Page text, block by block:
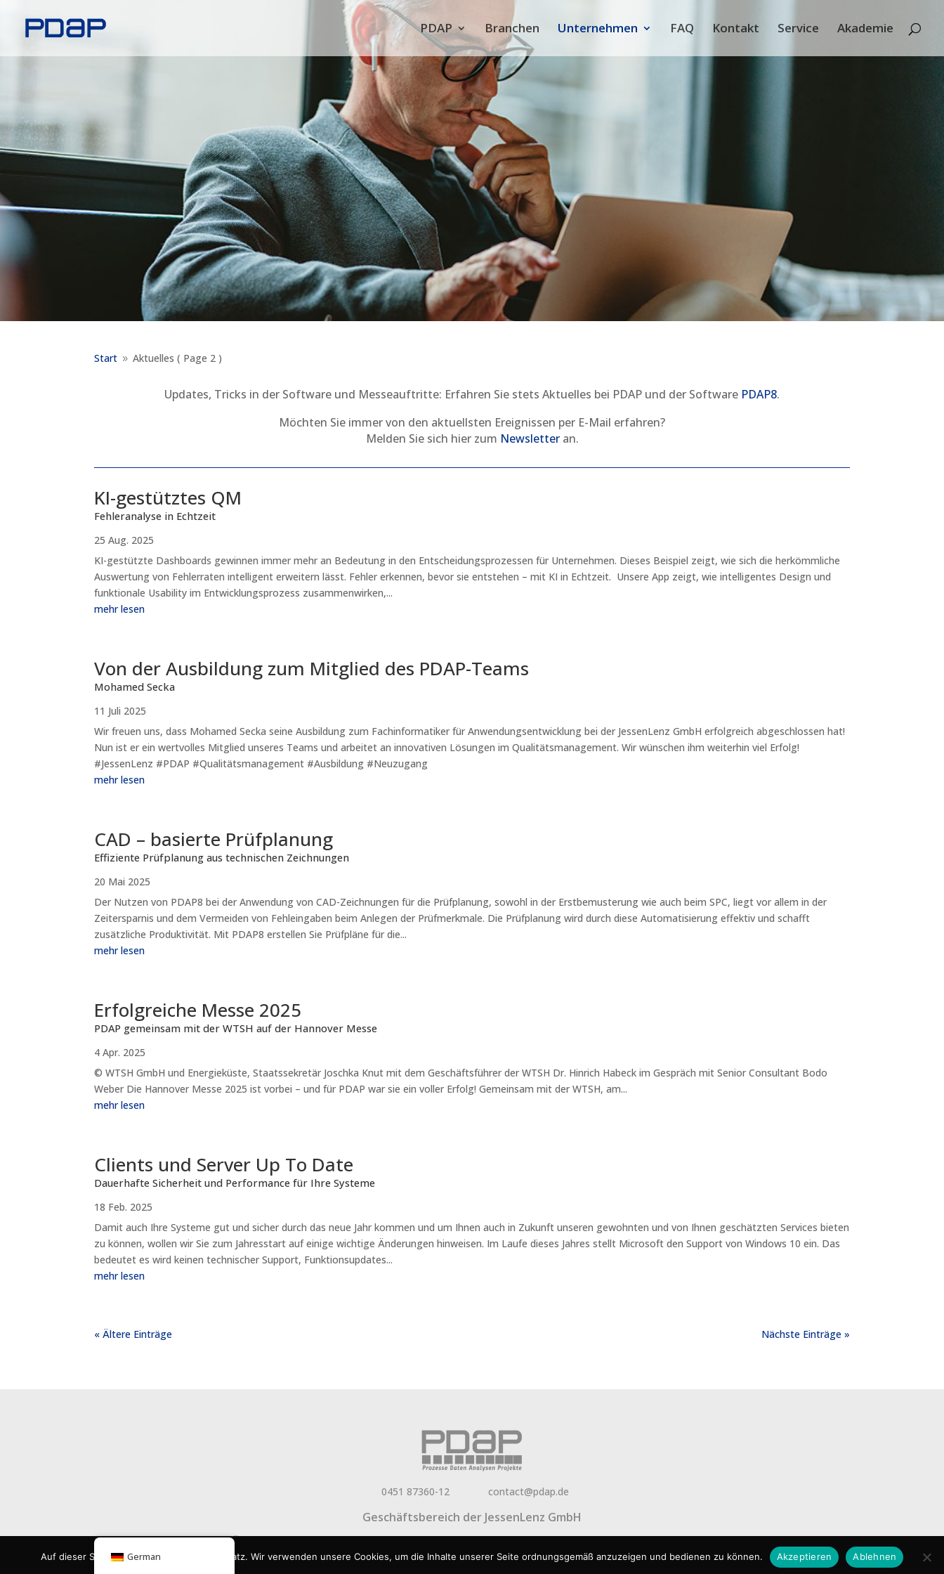
PDAP Branchen Unternehmen FAQ Kontakt Service Akademie
Start 9 Aktuelles ( Page 2 )
Updates, Tricks in der Software und Messeauftritte: Erfahren Sie stets Aktuelles bei PDAP und der Software PDAP8.
Möchten Sie immer von den aktuellsten Ereignissen per E-Mail erfahren?
Melden Sie sich hier zum Newsletteran.
KI-gestütztes QM
Fehleranalyse in Echtzeit
25 Aug. 2025
KI-gestützte Dashboards gewinnen immer mehr an Bedeutung in den Entscheidungsprozessen für Unternehmen. Dieses Beispiel zeigt, wie sich die herkömmliche
Auswertung von Fehlerraten intelligent erweitern lässt. Fehler erkennen, bevor sie entstehen – mit KI in Echtzeit. Unsere App zeigt, wie intelligentes Design und
funktionale Usability im Entwicklungsprozess zusammenwirken,...
mehr lesen
Von der Ausbildung zum Mitglied des PDAP-Teams
Mohamed Secka
11 Juli 2025
Wir freuen uns, dass Mohamed Secka seine Ausbildung zum Fachinformatiker für Anwendungsentwicklung bei der JessenLenz GmbH erfolgreich abgeschlossen hat!
Nun ist er ein wertvolles Mitglied unseres Teams und arbeitet an innovativen Lösungen im Qualitätsmanagement. Wir wünschen ihm weiterhin viel Erfolg!
#JessenLenz #PDAP #Qualitätsmanagement #Ausbildung #Neuzugang
mehr lesen
CAD – basierte Prüfplanung
Effiziente Prüfplanung aus technischen Zeichnungen
20 Mai 2025
Der Nutzen von PDAP8 bei der Anwendung von CAD-Zeichnungen für die Prüfplanung, sowohl in der Erstbemusterung wie auch beim SPC, liegt vor allem in der
Zeitersparnis und dem Vermeiden von Fehleingaben beim Anlegen der Prüfmerkmale. Die Prüfplanung wird durch diese Automatisierung effektiv und schafft
zusätzliche Produktivität. Mit PDAP8 erstellen Sie Prüfpläne für die...
mehr lesen
Erfolgreiche Messe 2025
PDAP gemeinsam mit der WTSH auf der Hannover Messe
4 Apr. 2025
© WTSH GmbH und Energieküste, Staatssekretär Joschka Knut mit dem Geschäftsführer der WTSH Dr. Hinrich Habeck im Gespräch mit Senior Consultant Bodo
Weber Die Hannover Messe 2025 ist vorbei – und für PDAP war sie ein voller Erfolg! Gemeinsam mit der WTSH, am...
mehr lesen
Clients und Server Up To Date
Dauerhafte Sicherheit und Performance für Ihre Systeme
18 Feb. 2025
Damit auch Ihre Systeme gut und sicher durch das neue Jahr kommen und um Ihnen auch in Zukunft unseren gewohnten und von Ihnen geschätzten Services bieten
zu können, wollen wir Sie zum Jahresstart auf einige wichtige Änderungen hinweisen. Im Laufe dieses Jahres stellt Microsoft den Support von Windows 10 ein. Das
bedeutet es wird keinen technischer Support, Funktionsupdates...
mehr lesen
« Ältere Einträge Nächste Einträge »
0451 87360-12 contact@pdap.de
Geschäftsbereich der JessenLenz GmbH
Über PDAP Newsletter Aktuelles FAQ Jobs Presse Impressum Datenschutz Rechtlicher Hinweis
German
Auf dieser Seite kommen Cookies zum Einsatz. Wir verwenden unsere Cookies, um die Inhalte unserer Seite ordnungsgemäß anzuzeigen und bedienen zu können. Akzeptieren Ablehnen